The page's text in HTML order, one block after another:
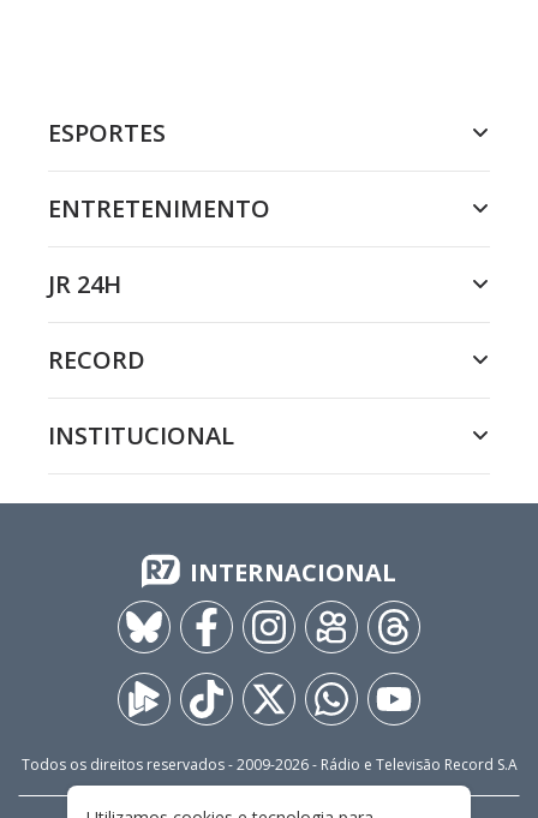
ESPORTES
ENTRETENIMENTO
JR 24H
RECORD
INSTITUCIONAL
INTERNACIONAL
Todos os direitos reservados - 2009-2026- Rádio e Televisão Record S.A